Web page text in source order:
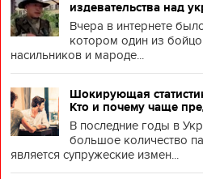
издевательства над
Вчера в интернете
котором один из
насильников и мароде...
Шокирующая
Кто и почему чаще
В последние годы в
большое количество
является супружеские измен...